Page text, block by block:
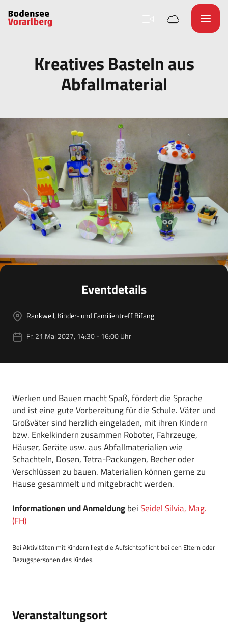
Kreatives Basteln aus
Abfallmaterial
Eventdetails
Rankweil, Kinder- und Familientreff Bifang
Fr. 21.Mai 2027, 14:30 - 16:00 Uhr
Werken und Bauen macht Spaß, fördert die Sprache
und ist eine gute Vorbereitung für die Schule. Väter und
Großväter sind herzlich eingeladen, mit ihren Kindern
bzw. Enkelkindern zusammen Roboter, Fahrzeuge,
Häuser, Geräte usw. aus Abfallmaterialien wie
Schachteln, Dosen, Tetra-Packungen, Becher oder
Verschlüssen zu bauen. Materialien können gerne zu
Hause gesammelt und mitgebracht werden.
Informationen und AnmeldungbeiSeidel Silvia, Mag.
(FH)
Bei Aktivitäten mit Kindern liegt die Aufsichtspflicht bei den Eltern oder
Bezugspersonen des Kindes.
Veranstaltungsort